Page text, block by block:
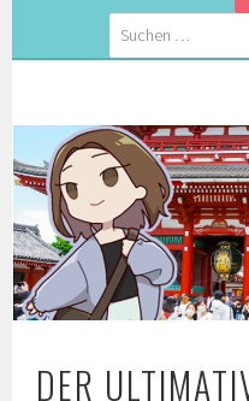
Suchen
nach:
DER